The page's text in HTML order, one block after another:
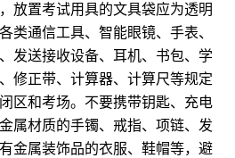
放置考试用具的文具袋应为透明
类通信工具、智能眼镜、手表、
发送接收设备、耳机、书包、学
修正带、计算器、计算尺等规定
区和考场。不要携带钥匙、充电
属材质的手镯、戒指、项链、发
金属装饰品的衣服、鞋帽等，避